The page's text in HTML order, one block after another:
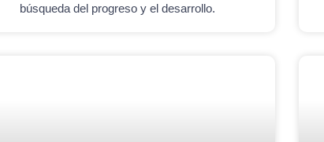
búsqueda del progreso y el desarrollo.